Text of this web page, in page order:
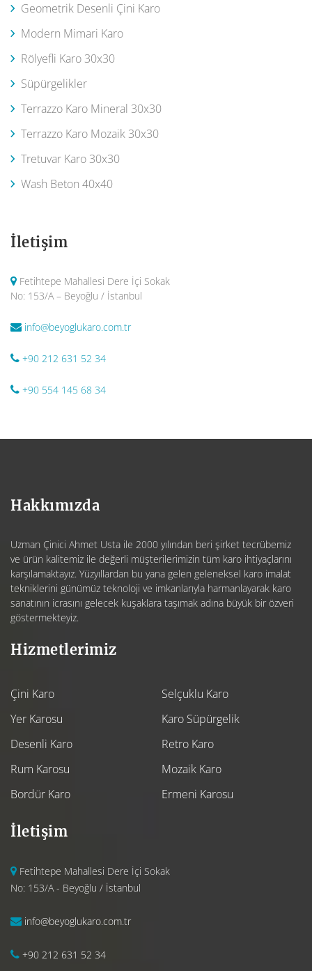
Geometrik Desenli Çini Karo
Modern Mimari Karo
Rölyefli Karo 30x30
Süpürgelikler
Terrazzo Karo Mineral 30x30
Terrazzo Karo Mozaik 30x30
Tretuvar Karo 30x30
Wash Beton 40x40
İletişim
Fetihtepe Mahallesi Dere İçi Sokak
No: 153/A – Beyoğlu / İstanbul
info@beyoglukaro.com.tr
+90 212 631 52 34
+90 554 145 68 34
Hakkımızda
Uzman Çinici Ahmet Usta ile 2000 yılından beri şirket tecrübemiz
ve ürün kalitemiz ile değerli müşterilerimizin tüm karo ihtiyaçlarını
karşılamaktayız. Yüzyıllardan bu yana gelen geleneksel karo imalat
tekniklerini günümüz teknoloji ve imkanlarıyla harmanlayarak karo
sanatının icrasını gelecek kuşaklara taşımak adına büyük bir özveri
göstermekteyiz.
Hizmetlerimiz
Çini Karo
Yer Karosu
Desenli Karo
Rum Karosu
Bordür Karo
Selçuklu Karo
Karo Süpürgelik
Retro Karo
Mozaik Karo
Ermeni Karosu
İletişim
Fetihtepe Mahallesi Dere İçi Sokak
No: 153/A - Beyoğlu / İstanbul
info@beyoglukaro.com.tr
+90 212 631 52 34